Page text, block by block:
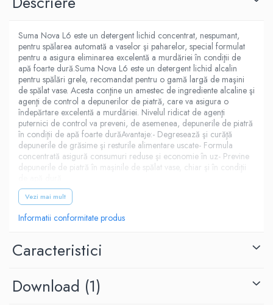
Odorizante profesionale
Aparate odorizante profesionale
Odorizant toalera, wc
Odorizante camera
Rezerva aparate odorizante
Site odorizante pisoar
Produse de curatenie
Articole menaj
Carucioare bucatarie
Carucioare curatenie
Mopuri Profesionale
Saci menajeri
Suma Nova L6 este un detergent lichid concentrat, nespumant,
pentru spălarea automată a vaselor şi paharelor, special formulat
pentru a asigura eliminarea excelentă a murdăriei în condiţii de
apă foarte dură.Suma Nova L6 este un detergent lichid alcalin
pentru spălări grele, recomandat pentru o gamă largă de maşini
de spălat vase. Acesta conţine un amestec de ingrediente alcaline şi
agenţi de control a depunerilor de piatră, care va asigura o
îndepărtare excelentă a murdăriei. Nivelul ridicat de agenţi
puternici de control va preveni, de asemenea, depunerile de piatră
în condiţii de apă foarte durăAvantaje:- Degresează şi curăţă
depunerile de grăsime şi resturile alimentare uscate- Formula
concentrată asigură consumuri reduse şi economie în uz- Previne
depunerile de piatră în maşinile de spălat vase, chiar şi în condiţii
Vezi mai mult
Informatii conformitate produs
Caracteristici
Download (1)